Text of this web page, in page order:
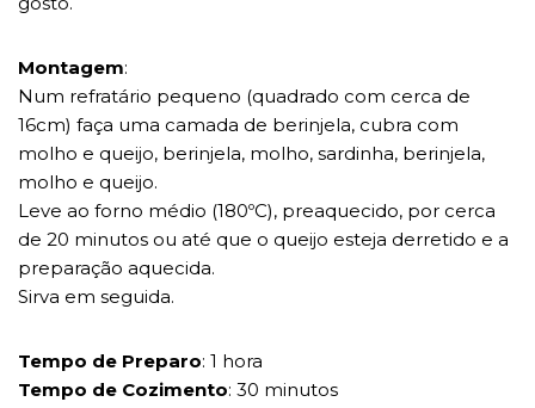
Montagem:
Num refratário pequeno (quadrado com cerca de
16cm) faça uma camada de berinjela, cubra com
molho e queijo, berinjela, molho, sardinha, berinjela,
molho e queijo.
Leve ao forno médio (180ºC), preaquecido, por cerca
de 20 minutos ou até que o queijo esteja derretido e a
preparação aquecida.
Sirva em seguida.
Tempo de Preparo: 1 hora
Tempo de Cozimento: 30 minutos